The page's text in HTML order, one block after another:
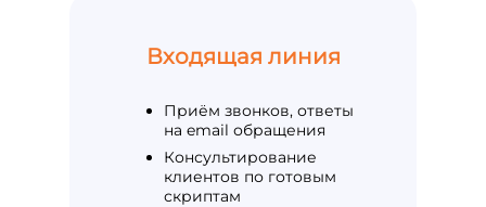
Входящая линия
Приём звонков, ответы
на email обращения
Консультирование
клиентов по готовым
скриптам